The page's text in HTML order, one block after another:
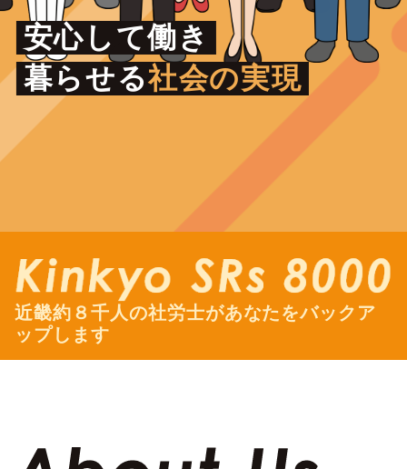
安心して働き
暮らせる社会の実現
近畿約８千人の社労士があなたをバックア
ップします